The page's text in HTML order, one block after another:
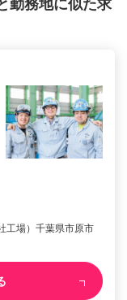
勤務地に似た求
工場）千葉県市原市